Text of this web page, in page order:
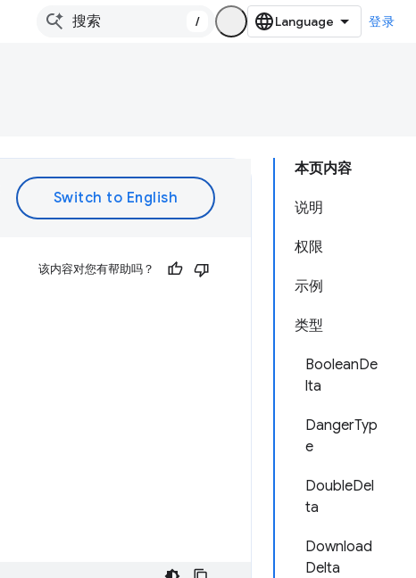
/ 登录
本页内容
说明
权限
示例
类型
BooleanDe
lta
DangerTyp
e
DoubleDel
ta
Download
Delta
该内容对您有帮助吗？